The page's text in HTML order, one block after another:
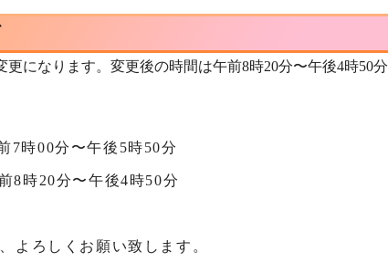
になります。変更後の時間は午前8時20分〜午後4時50分
7時00分〜午後5時50分
8時20分〜午後4時50分
よろしくお願い致します。